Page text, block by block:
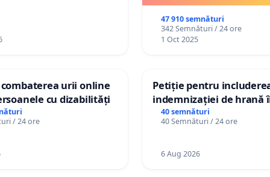
47 910 semnături
342 Semnături / 24 ore
1 Oct 2025
urii online
cu dizabilități
/ 24 ore
Petiție pentru
indemnizației de hrană
de bază și protejarea
de vechime pentru
40 semnături
40 Semnături / 24 ore
6 Aug 2026